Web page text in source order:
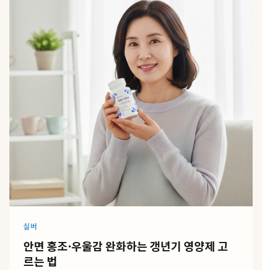
실버
안면 홍조·우울감 완화하는 갱년기 영양제 고
르는 법